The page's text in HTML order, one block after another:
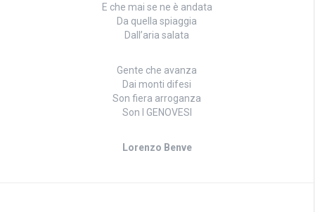
E che mai se ne è andata
Da quella spiaggia
Dall’aria salata
Gente che avanza
Dai monti difesi
Son fiera arroganza
Son I GENOVESI
Lorenzo Benve